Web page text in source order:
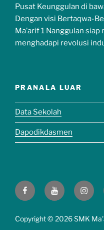
Pusat Keunggulan di
Dengan visi Bertaqwa-
Ma’arif 1 Nanggulan
menghadapi revolusi
PRANALA LUAR
Data Sekolah
Dapodikdasmen
Copyright ©2026 SMK